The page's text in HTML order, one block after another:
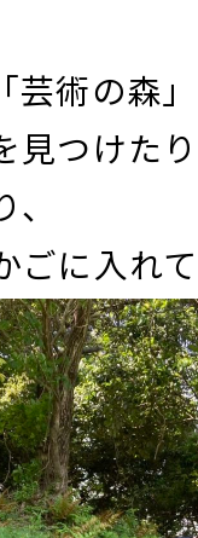
芸術の森
見つけた
ごに入れ